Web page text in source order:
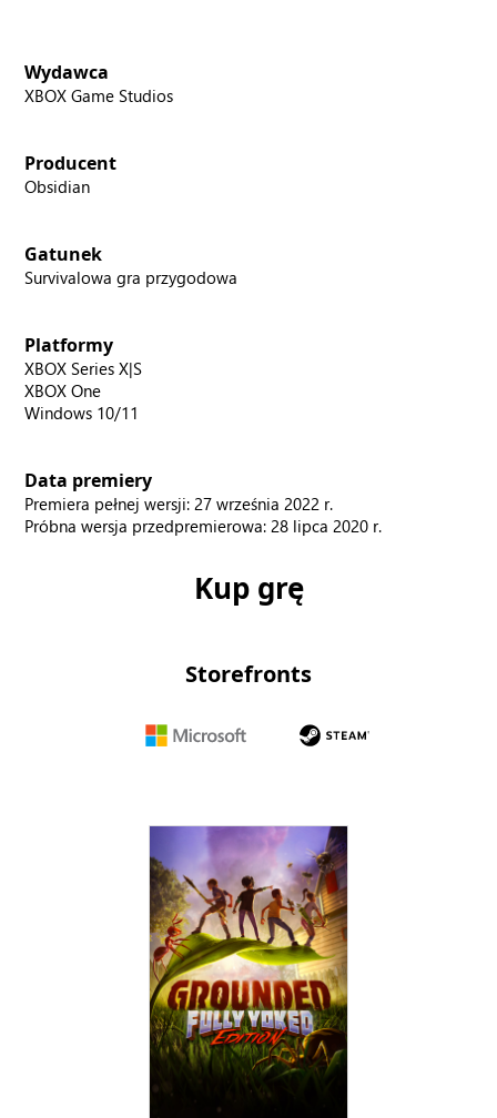
Wydawca
XBOX Game Studios
Producent
Obsidian
Gatunek
Survivalowa gra przygodowa
Platformy
XBOX Series X|S
XBOX One
Windows 10/11
Data premiery
Premiera pełnej wersji: 27 września 2022 r.
Próbna wersja przedpremierowa: 28 lipca 2020 r.
Kup grę
Storefronts